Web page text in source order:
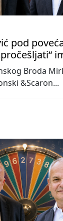
pod
Broda
&Scaron...